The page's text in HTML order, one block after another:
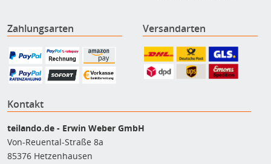
Zahlungsarten Versandarten
Kontakt
teilando.de - Erwin Weber GmbH
Von-Reuental-Straße 8a
85376 Hetzenhausen